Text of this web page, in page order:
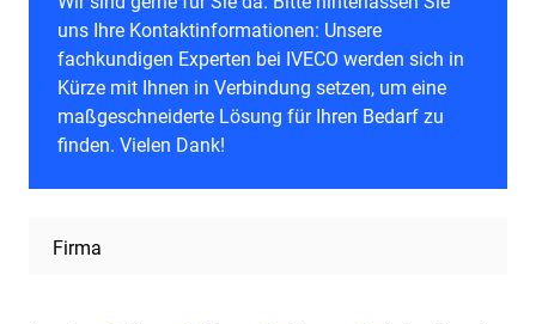
uns Ihre Kontaktinformationen: Unsere
fachkundigen Experten bei IVECO werden sich in
Kürze mit Ihnen in Verbindung setzen, um eine
maßgeschneiderte Lösung für Ihren Bedarf zu
finden. Vielen Dank!
Firma